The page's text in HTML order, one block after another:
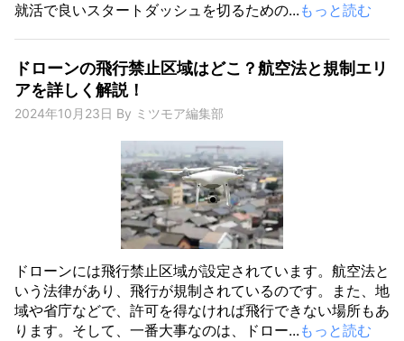
就活で良いスタートダッシュを切るための... もっと読む
ドローンの飛行禁止区域はどこ？航空法と規制エリ
アを詳しく解説！
2024年10月23日 By ミツモア編集部
ドローンには飛行禁止区域が設定されています。航空法と
いう法律があり、飛行が規制されているのです。また、地
域や省庁などで、許可を得なければ飛行できない場所もあ
ります。そして、一番大事なのは、ドロー... もっと読む